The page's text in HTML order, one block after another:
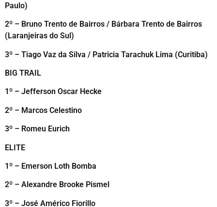
Paulo)
2º – Bruno Trento de Bairros / Bárbara Trento de Bairros
(Laranjeiras do Sul)
3º – Tiago Vaz da Silva / Patricia Tarachuk Lima (Curitiba)
BIG TRAIL
1º – Jefferson Oscar Hecke
2º – Marcos Celestino
3º – Romeu Eurich
ELITE
1º – Emerson Loth Bomba
2º – Alexandre Brooke Pismel
3º – José Américo Fiorillo